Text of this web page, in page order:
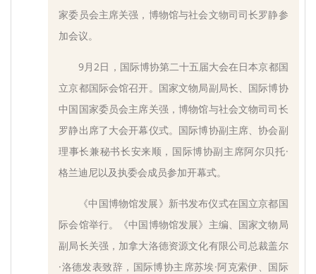
家委员会主席关强，博物馆与社会文物司司长罗静参
加会议。
9月2日，国际博协第二十五届大会在日本京都国
立京都国际会馆召开。国家文物局副局长、国际博协
中国国家委员会主席关强，博物馆与社会文物司司长
罗静出席了大会开幕仪式。国际博协副主席、协会副
理事长兼秘书长安来顺，国际博协副主席阿尔贝托·
格兰迪尼以及执委会成员参加开幕式。
《中国博物馆发展》新书发布仪式在国立京都国
际会馆举行。《中国博物馆发展》主编、国家文物局
副局长关强，加拿大洛德资源文化有限公司总裁盖尔
·洛德发表致辞，国际博协主席苏埃·阿克索伊、国际